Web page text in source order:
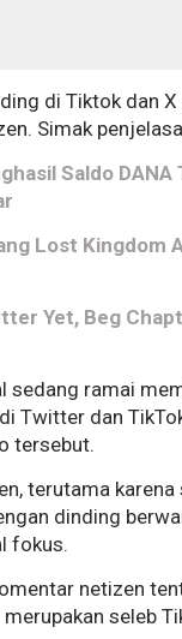
di Tiktok dan
Simak
Saldo
Lost Kingdom
Yet, Beg
sedang ramai
Twitter dan
tersebut.
terutama
dinding
fokus.
netizen
merupakan seleb